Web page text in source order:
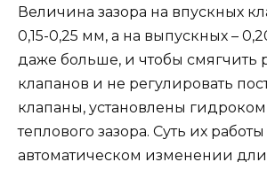
Величина зазора на впускных
0,15-0,25 мм, а на выпускных –
даже больше, и чтобы смягчить
клапанов и не регулировать
клапаны, установлены
теплового зазора. Суть их
автоматическом изменении